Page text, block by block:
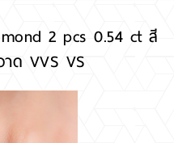
2 pcs 0.54 ct สี
าด VVS VS